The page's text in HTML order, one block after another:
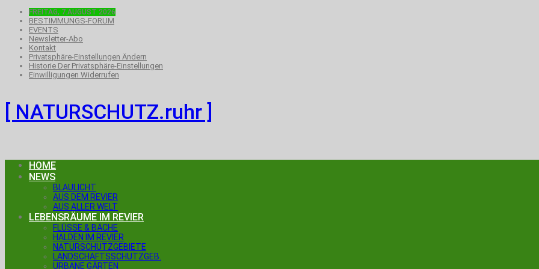
FREITAG, 7.AUGUST 2026
BESTIMMUNGS-FORUM
EVENTS
Newsletter-Abo
Kontakt
Privatsphäre-Einstellungen Ändern
Historie Der Privatsphäre-Einstellungen
Einwilligungen Widerrufen
[ NATURSCHUTZ.ruhr ]
HOME
NEWS
BLAULICHT
AUS DEM REVIER
AUS ALLER WELT
LEBENSRÄUME IM REVIER
FLÜSSE & BÄCHE
HALDEN IM REVIER
NATURSCHUTZGEBIETE
LANDSCHAFTSSCHUTZGEB.
URBANE GÄRTEN